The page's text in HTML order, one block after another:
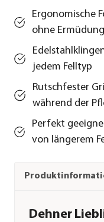
Ergonomische
ohne Ermüdung
jedem Felltyp
Rutschfester
während der
Perfekt
von längerem
Dehner